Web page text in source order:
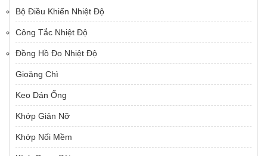
Bộ Điều Khiển Nhiệt Độ
Công Tắc Nhiệt Độ
Đồng Hồ Đo Nhiệt Độ
Gioăng Chì
Keo Dán Ống
Khớp Giản Nỡ
Khớp Nối Mềm